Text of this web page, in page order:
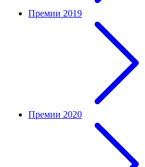
Премии 2019
Премии 2020